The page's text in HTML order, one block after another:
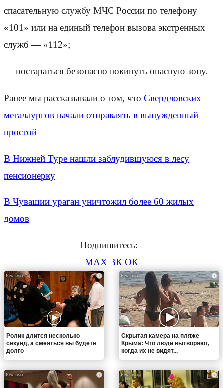
спасательную службу МЧС России по телефону
«101» или на единый телефон вызова экстренных
служб — «112»;
— постараться безопасно покинуть опасную зону.
Ранее мы рассказывали о том, что Свердловских
металлургов начали отправлять в вынужденный
простой
В Нижней Туре нашли заблудившуюся в лесу
пенсионерку
В Чувашии ураган уничтожил более 60 жилых
домов
Подпишитесь:
MAX ВК ОК
i
Ролик длится несколько
секунд, а смеяться вы будете
долго
i
Скрытая камера на пляже
Крыма: Что люди вытворяют,
когда их не видят...
i i